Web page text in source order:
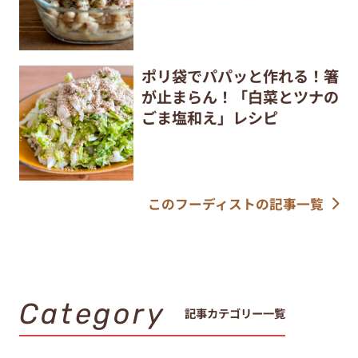
ポリ袋でパパッと作れる！箸
が止まらん！「白菜とツナの
ごま塩和え」レシピ
このフーディストの記事一覧
Category 記事カテゴリー一覧